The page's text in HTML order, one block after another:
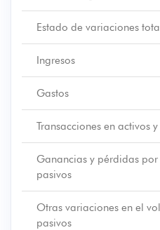
Estado de variaciones
Ingresos
Gastos
Transacciones en activos
Ganancias y pérdidas
pasivos
Otras variaciones en el
pasivos